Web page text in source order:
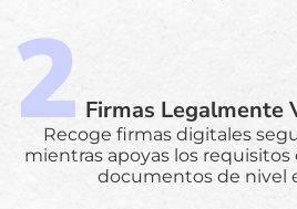
Firmas Legalmente
Recoge firmas digitales
mientras apoyas los
documentos de nivel